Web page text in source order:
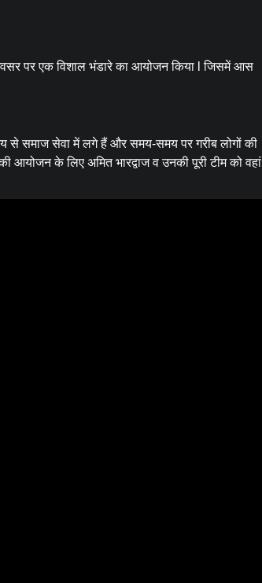
अवसर पर एक विशाल भंडारे का आयोजन किया l जिसमें आस
से समाज सेवा में लगे हैं और समय-समय पर गरीब लोगों की
आयोजन के लिए अमित भारद्वाज व उनकी पूरी टीम को वहां